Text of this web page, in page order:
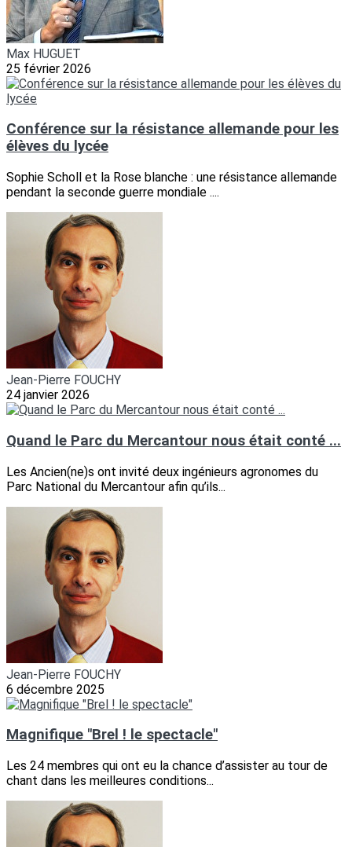
Max HUGUET
25 février 2026
Conférence sur la résistance allemande pour les
élèves du lycée
Sophie Scholl et la Rose blanche : une résistance allemande
pendant la seconde guerre mondiale ....
Jean-Pierre FOUCHY
24 janvier 2026
Quand le Parc du Mercantour nous était conté ...
Les Ancien(ne)s ont invité deux ingénieurs agronomes du
Parc National du Mercantour afin qu’ils...
Jean-Pierre FOUCHY
6 décembre 2025
Magnifique "Brel ! le spectacle"
Les 24 membres qui ont eu la chance d’assister au tour de
chant dans les meilleures conditions...